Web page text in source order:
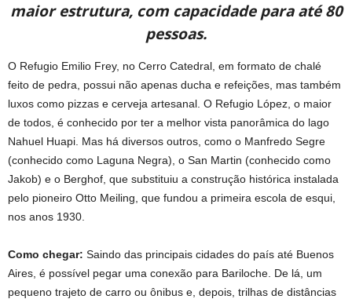
maior estrutura, com capacidade para até 80
pessoas.
O Refugio Emilio Frey, no Cerro Catedral, em formato de chalé
feito de pedra, possui não apenas ducha e refeições, mas também
luxos como pizzas e cerveja artesanal. O Refugio López, o maior
de todos, é conhecido por ter a melhor vista panorâmica do lago
Nahuel Huapi. Mas há diversos outros, como o Manfredo Segre
(conhecido como Laguna Negra), o San Martin (conhecido como
Jakob) e o Berghof, que substituiu a construção histórica instalada
pelo pioneiro Otto Meiling, que fundou a primeira escola de esqui,
nos anos 1930.
Como chegar: Saindo das principais cidades do país até Buenos
Aires, é possível pegar uma conexão para Bariloche. De lá, um
pequeno trajeto de carro ou ônibus e, depois, trilhas de distâncias